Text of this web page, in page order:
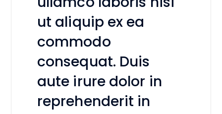
ut aliquip ex ea
commodo
consequat. Duis
aute irure dolor in
reprehenderit in